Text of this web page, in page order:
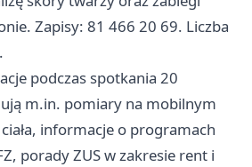
Zapisy: 81 466 20 69. Liczba
podczas spotkania 20
m.in. pomiary na mobilnym
informacje o programach
porady ZUS w zakresie rent i